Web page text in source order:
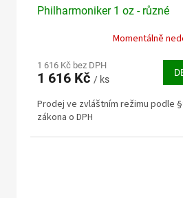
Philharmoniker 1 oz - různé
produktu
je
z
5
Momentálně
1 616 Kč bez DPH
1 616 Kč / ks
Prodej ve zvláštním režimu podle
zákona o DPH